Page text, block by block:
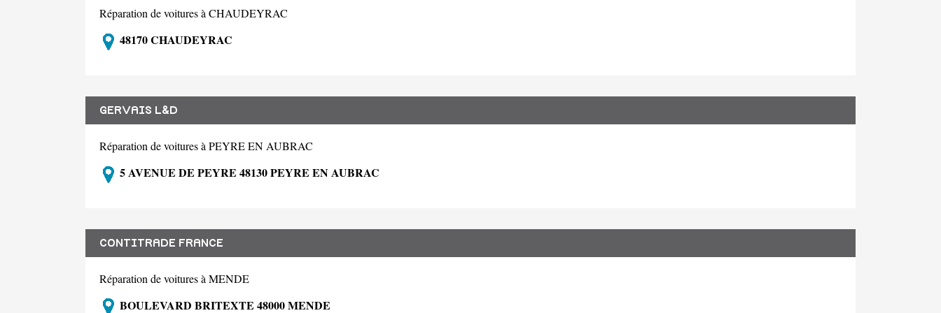
Réparation de voitures à CHAUDEYRAC
48170 CHAUDEYRAC
GERVAIS L&D
Réparation de voitures à PEYRE EN AUBRAC
5 AVENUE DE PEYRE 48130 PEYRE EN AUBRAC
CONTITRADE FRANCE
Réparation de voitures à MENDE
BOULEVARD BRITEXTE 48000 MENDE